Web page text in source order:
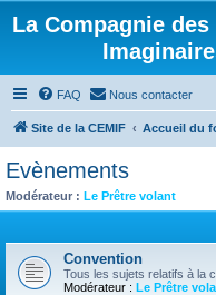
La Compagnie
FAQ Nous contacter
Site de la CEMIF Accueil du
Evènements
Modérateur : Le Prêtre volant
Convention
Tous les sujets relatifs à la
Modérateur : Le Prêtre